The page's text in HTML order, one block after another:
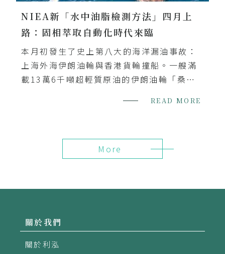
NIEA新「水中油脂檢測方法」四月上
路：固相萃取自動化時代來臨
本月初發生了史上第八大的海洋漏油事故：
上海外海伊朗油輪與香港貨輪撞船。一艘滿
載13萬6千噸超輕質原油的伊朗油輪「桑吉
處，與裝載六萬四千噸穀物的香港貨輪「CF
上百萬桶原油極有可能外洩汙染海域，由於
READ MORE
More
關於我們
關於利泓